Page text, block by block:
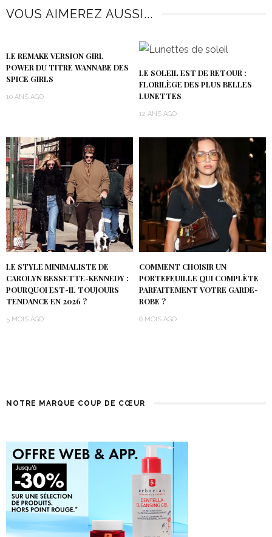
VOUS AIMEREZ AUSSI...
LE REMAKE VERSION GIRL
POWER DU TITRE WANNABE DES
SPICE GIRLS
10 ANS AGO
LE SOLEIL EST DE RETOUR :
FLORILÈGE DES PLUS BELLES
LUNETTES
12 ANS AGO
LE STYLE MINIMALISTE DE
CAROLYN BESSETTE-KENNEDY :
POURQUOI EST-IL TOUJOURS
TENDANCE EN 2026 ?
5 MOIS AGO
COMMENT CHOISIR UN
PORTEFEUILLE QUI COMPLÈTE
PARFAITEMENT VOTRE GARDE-
ROBE ?
6 MOIS AGO
NOTRE MARQUE COUP DE CŒUR